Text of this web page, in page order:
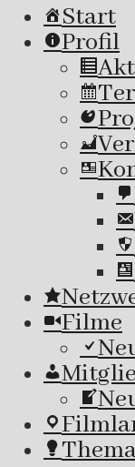
Start
Profil
Filme